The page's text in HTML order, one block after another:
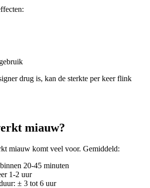
drug is, kan de sterkte per keer flink
miauw?
miauw komt veel voor. Gemiddeld:
20-45 minuten
1-2 uur
± 3 tot 6 uur